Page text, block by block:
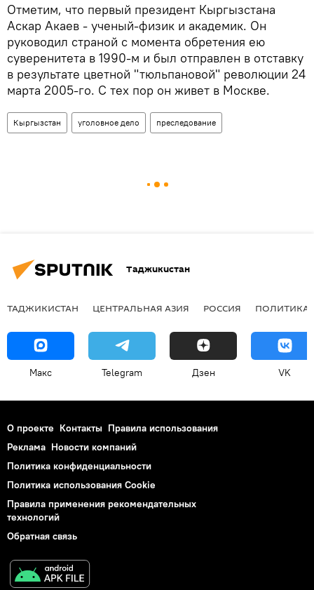
Отметим, что первый президент Кыргызстана
Аскар Акаев - ученый-физик и академик. Он
руководил страной с момента обретения ею
суверенитета в 1990-м и был отправлен в отставку
в результате цветной "тюльпановой" революции 24
марта 2005-го. С тех пор он живет в Москве.
Кыргызстан уголовное дело преследование
Таджикистан
ТАДЖИКИСТАН ЦЕНТРАЛЬНАЯ АЗИЯ РОССИЯ ПОЛИТИКА
Макс Telegram Дзен VK
О проекте Контакты Правила использования
Реклама Новости компаний
Политика конфиденциальности
Политика использования Cookie
Правила применения рекомендательных
технологий
Обратная связь